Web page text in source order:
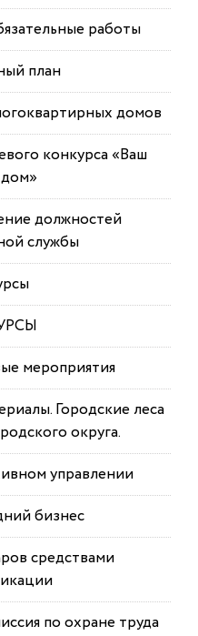
работы
план
домов
конкурса «Ваш
должностей
службы
мероприятия
Городские леса
округа.
управлении
бизнес
средствами
по охране труда